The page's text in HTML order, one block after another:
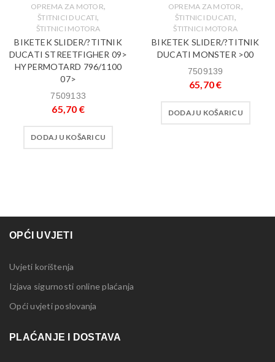
OPREMA ZA MOTOR,
ŠTITNICI DUCATI,
ŠTITNICI MOTORA
BIKETEK SLIDER/?TITNIK
DUCATI STREETFIGHER 09>
HYPERMOTARD 796/1100
07>
7509133
65,70 €
DODAJ U KOŠARICU
OPREMA ZA MOTOR,
ŠTITNICI DUCATI,
ŠTITNICI MOTORA
BIKETEK SLIDER/?TITNIK
DUCATI MONSTER >00
7509139
65,70€
DODAJ U KOŠARICU
OPĆI UVJETI
Uvjeti korištenja
Izjava sigurnosti online plaćanja
Opći uvjeti poslovanja
PLAĆANJE I DOSTAVA